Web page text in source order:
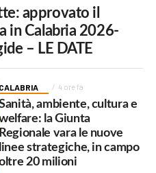
approvato il
in Calabria 2026-
– LE DATE
CALABRIA 4 ore fa
ambiente, cultura e
la Giunta
Regionale vara le nuove
linee strategiche, in campo
20 milioni